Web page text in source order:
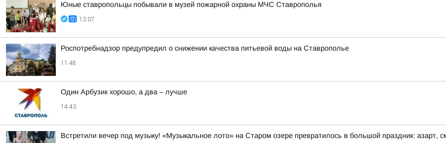
Юные ставропольцы побывали в музей пожарной охраны МЧС Ставрополья
13:07
Роспотребнадзор предупредил о снижении качества питьевой воды на Ставрополье
11:48
Один Арбузик хорошо, а два – лучше
14:43
Встретили вечер под музыку! «Музыкальное лото» на Старом озере превратилось в большой праздник: азарт,